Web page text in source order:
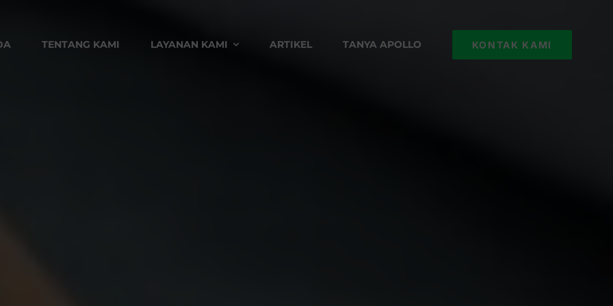
TENTANG KAMI LAYANAN KAMI ARTIKEL TANYA APOLLO KONTAK KAMI